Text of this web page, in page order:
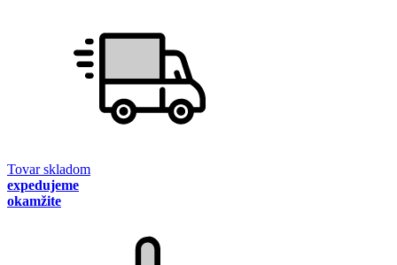
Tovar skladom
expedujeme
okamžite